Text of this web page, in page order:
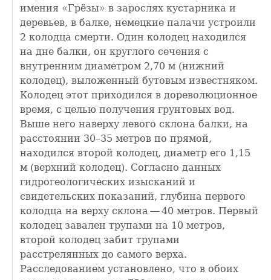
имения «Грёзы» в зарослях кустарника и
деревьев, в балке, немецкие палачи устроили
2 колодца смерти. Один колодец находился
на дне балки, он круглого сечения с
внутренним диаметром 2,70 м (нижний
колодец), выложенный бутовым известняком.
Колодец этот приходился в дореволюционное
время, с целью получения грунтовых вод.
Выше него наверху левого склона балки, на
расстоянии 30–35 метров по прямой,
находился второй колодец, диаметр его 1,15
м (верхний колодец). Согласно данных
гидрогеологических изысканий и
свидетельских показаний, глубина первого
колодца на верху склона — 40 метров. Первый
колодец завален трупами на 10 метров,
второй колодец забит трупами
расстрелянных до самого верха.
Расследованием установлено, что в обоих